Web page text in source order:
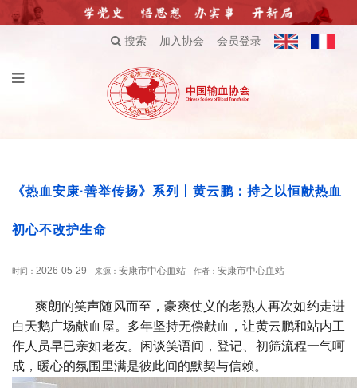
搜索 加入协会 会员登录
《热血安康·善举传扬》系列丨黄云鹏：持之以恒献热血
初心不改护生命
时间： 2026-05-29 来源： 安康市中心血站 作者： 安康市中心血站
爽朗的笑声随风而至，豪爽仗义的老熟人再次如约走进
白天鹅广场献血屋。多年坚持无偿献血，让黄云鹏和站内工
作人员早已亲如老友。闲谈笑语间，登记、初筛流程一气呵
成，暖心的氛围里满是彼此间的默契与信赖。